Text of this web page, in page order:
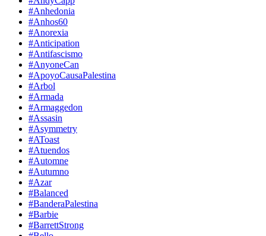
#Anhedonia
#Anhos60
#Anorexia
#Anticipation
#Antifascismo
#AnyoneCan
#ApoyoCausaPalestina
#Arbol
#Armada
#Armaggedon
#Assasin
#Asymmetry
#AToast
#Atuendos
#Automne
#Autumno
#Azar
#Balanced
#BanderaPalestina
#Barbie
#BarrettStrong